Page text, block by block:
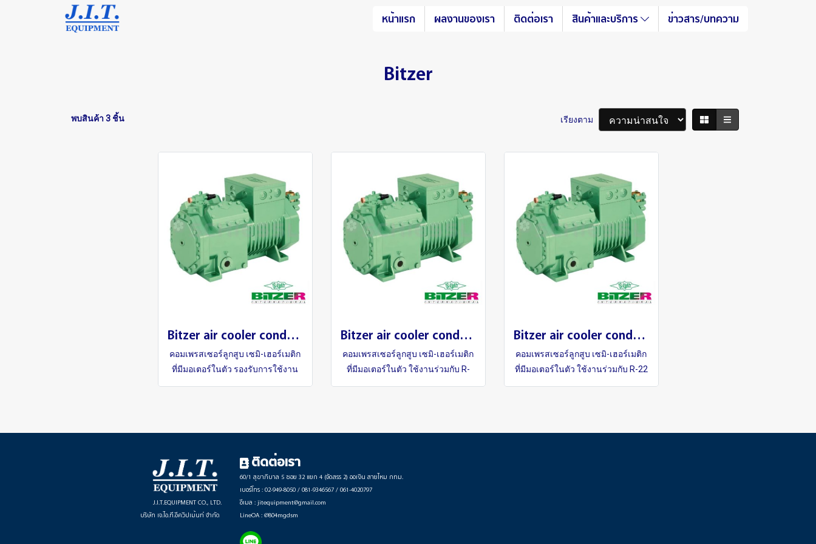
หน้าแรก ผลงานของเรา ติดต่อเรา สินค้าและบริการ ข่าวสาร/บทความ
Bitzer
พบสินค้า 3 ชิ้น เรียงตาม
Bitzer air cooler condensing Packge Unit R-134A
คอมเพรสเซอร์ลูกสูบ เซมิ-เฮอร์เมติก
ที่มีมอเตอร์ในตัว รองรับการใช้งาน
ร่วมกับ R-134A
Bitzer air cooler condensing Packge Unit R-404A
คอมเพรสเซอร์ลูกสูบ เซมิ-เฮอร์เมติก
ที่มีมอเตอร์ในตัว ใช้งานร่วมกับ R-
404A
Bitzer air cooler condensing Packge Unit R-22
คอมเพรสเซอร์ลูกสูบ เซมิ-เฮอร์เมติก
ที่มีมอเตอร์ในตัว ใช้งานร่วมกับ R-22
J.I.T.EQUIPMENT CO., LTD.
บริษัท เจ.ไอ.ที.อีควิปเม้นท์ จำกัด
ติดต่อเรา
60/1 สุขาภิบาล 5 ซอย 32 แยก 4 (จัดสรร 2) ออเงิน สายไหม กทม.
เบอร์โทร : 02-949-8050 / 081-9346567 / 061-4020797
อีเมล : jitequipment@gmail.com
LineOA : @804mgdsm